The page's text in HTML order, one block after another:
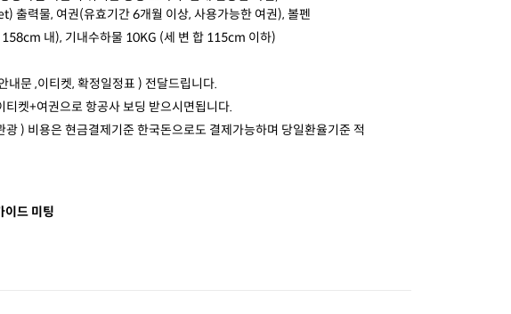
출력물, 여권(유효기간 6개월 이상, 사용가능한 여권), 볼펜
내), 기내수하물 10KG (세 변 합 115cm 이하)
문 ,이티켓, 확정일정표 ) 전달드립니다.
켓+여권으로 항공사 보딩 받으시면됩니다.
) 비용은 현금결제기준 한국돈으로도 결제가능하며 당일환율기준 적
이드 미팅